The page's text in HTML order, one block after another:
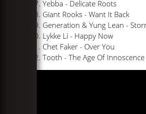
Yebba - Delicate Roots
Giant Rooks - Want It Back
Generation & Yung Lean -
Lykke Li - Happy Now
Chet Faker - Over You
Tooth - The Age Of Innoscence